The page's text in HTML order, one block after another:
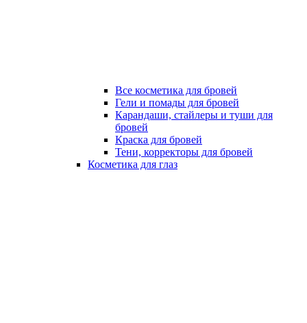
Все косметика для бровей
Гели и помады для бровей
Карандаши, стайлеры и туши для
бровей
Краска для бровей
Тени, корректоры для бровей
Косметика для глаз